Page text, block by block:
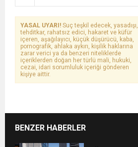
YASAL UYARI! Suç teşkil edecek, yasadışı,
tehditkar, rahatsız edici, hakaret ve küfür
içeren, aşağılayıcı, küçük düşürücü, kaba,
pornografik, ahlaka aykırı, kişilik haklarına
zarar verici ya da benzeri niteliklerde
içeriklerden doğan her türlü mali, hukuki,
cezai, idari sorumluluk içeriği gönderen
kişiye aittir.
BENZER HABERLER